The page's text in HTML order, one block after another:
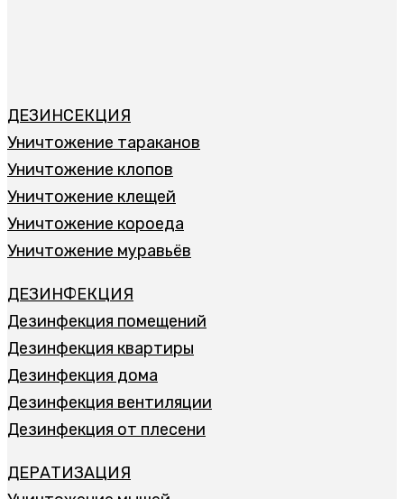
ДЕЗИНСЕКЦИЯ
Уничтожение тараканов
Уничтожение клопов
Уничтожение клещей
Уничтожение короеда
Уничтожение муравьёв
ДЕЗИНФЕКЦИЯ
Дезинфекция помещений
Дезинфекция квартиры
Дезинфекция дома
Дезинфекция вентиляции
Дезинфекция от плесени
ДЕРАТИЗАЦИЯ